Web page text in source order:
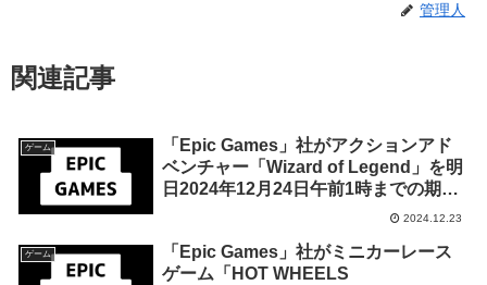
管理人
関連記事
ゲーム
「Epic Games」社がアクションアド
ベンチャー「Wizard of Legend」を明
日2024年12月24日午前1時までの期間
2024.12.23
ゲーム
「Epic Games」社がミニカーレース
ゲーム「HOT WHEELS